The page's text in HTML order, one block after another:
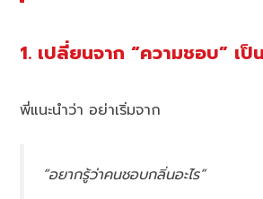
1. เปลี่ยนจาก “ความชอบ” เ
พี่แนะนำว่า อย่าเริ่มจาก
“อยากรู้ว่าคนชอบกลิ่นอะไร”